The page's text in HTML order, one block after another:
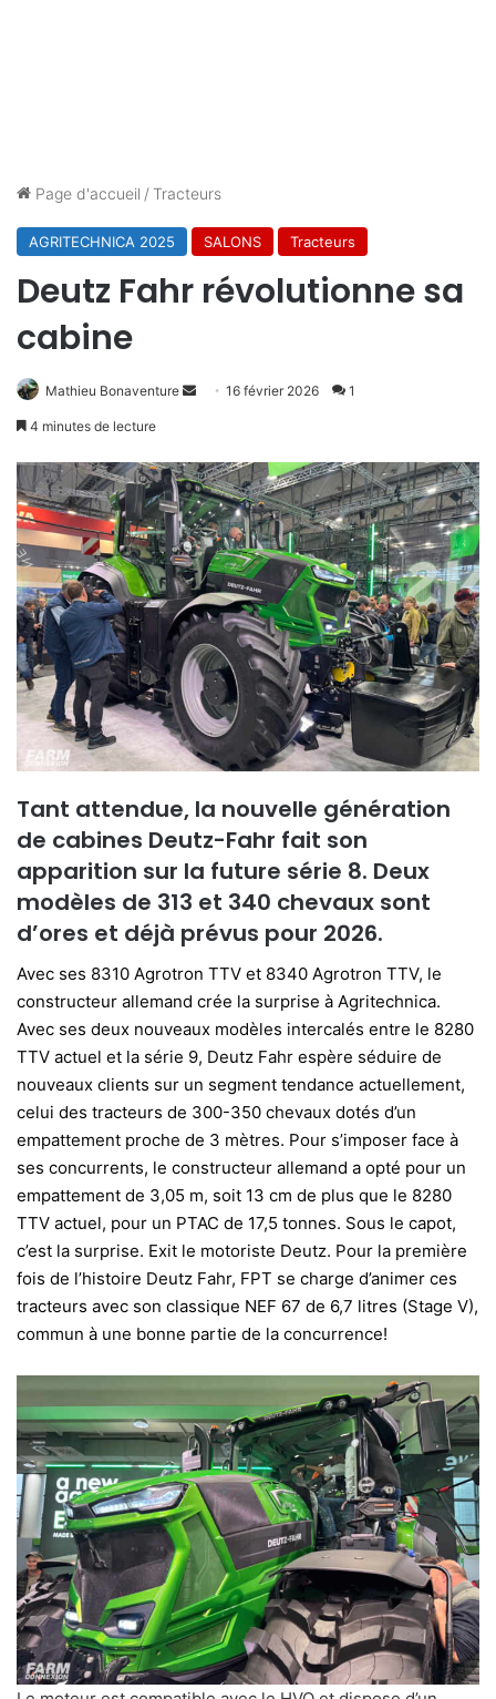
Page d'accueil /Tracteurs
AGRITECHNICA 2025 SALONS Tracteurs
Deutz Fahr révolutionne sa
cabine
Mathieu Bonaventure
Envoyer16 février 2026 1
4 minutes de lecture
Tant attendue, la nouvelle génération
de cabines Deutz-Fahr fait son
apparition sur la future série 8. Deux
modèles de 313 et 340 chevaux sont
d’ores et déjà prévus pour 2026.
Avec ses 8310 Agrotron TTV et 8340 Agrotron TTV, le
constructeur allemand crée la surprise à Agritechnica.
Avec ses deux nouveaux modèles intercalés entre le 8280
TTV actuel et la série 9, Deutz Fahr espère séduire de
nouveaux clients sur un segment tendance actuellement,
celui des tracteurs de 300-350 chevaux dotés d’un
empattement proche de 3 mètres. Pour s’imposer face à
ses concurrents, le constructeur allemand a opté pour un
empattement de 3,05 m, soit 13 cm de plus que le 8280
TTV actuel, pour un PTAC de 17,5 tonnes. Sous le capot,
c’est la surprise. Exit le motoriste Deutz. Pour la première
fois de l’histoire Deutz Fahr, FPT se charge d’animer ces
tracteurs avec son classique NEF 67 de 6,7 litres (Stage V),
commun à une bonne partie de la concurrence!